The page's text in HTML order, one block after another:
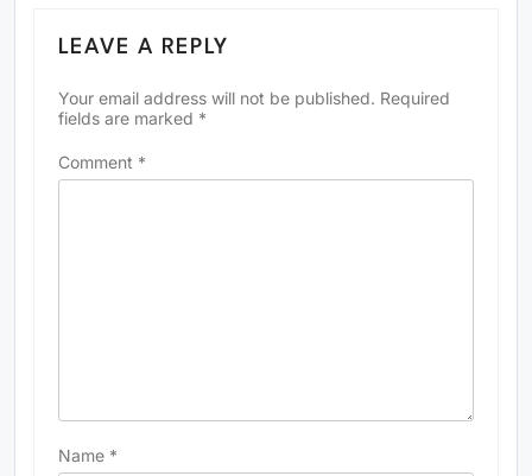
LEAVE A REPLY
Your email address will not be published. Required
fields are marked *
Comment *
Name *